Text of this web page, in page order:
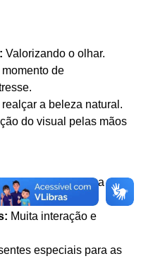
Valorizando o olhar.
momento de
realçar a beleza natural.
do visual pelas mãos
para alegrar a
Muita interação e
especiais para as